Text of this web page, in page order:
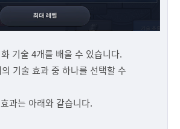
기술 4개를 배울 수 있습니다.
의 기술 효과 중 하나를 선택할 수
과는 아래와 같습니다.